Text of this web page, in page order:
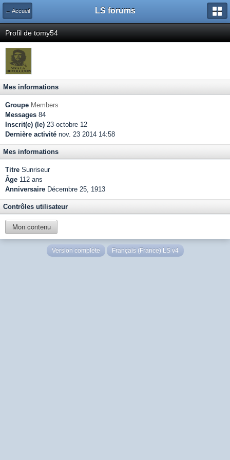
← Accueil LS forums
Profil de tomy54
Mes informations
Groupe Members
Messages 84
Inscrit(e) (le) 23-octobre 12
Dernière activité nov. 23 2014 14:58
Mes informations
Titre Sunriseur
Âge 112 ans
Anniversaire Décembre 25, 1913
Contrôles utilisateur
Mon contenu
Version complète Français (France) LS v4